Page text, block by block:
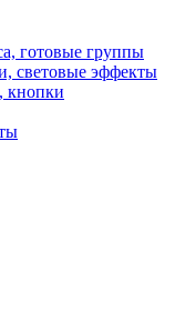
готовые группы
световые эффекты
кнопки